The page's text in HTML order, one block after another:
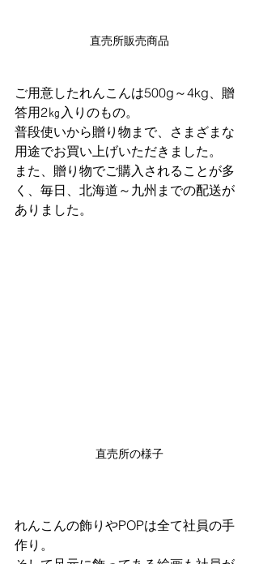
直売所販売商品
ご用意したれんこんは500g～4kg、贈
答用2㎏入りのもの。
普段使いから贈り物まで、さまざまな
用途でお買い上げいただきました。
また、贈り物でご購入されることが多
く、​毎日、北海道～九州までの配送が
ありました。
直売所の様子
れんこんの飾りやPOPは全て社員の手
作り。